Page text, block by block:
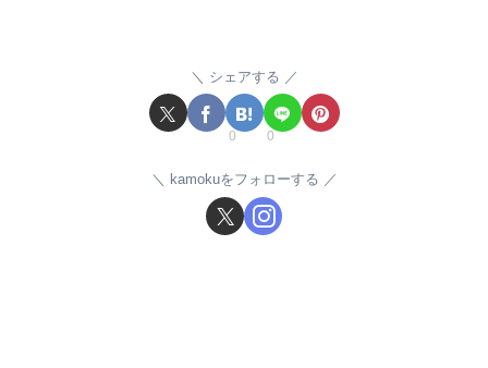
シェアする
0 0
kamokuをフォローする